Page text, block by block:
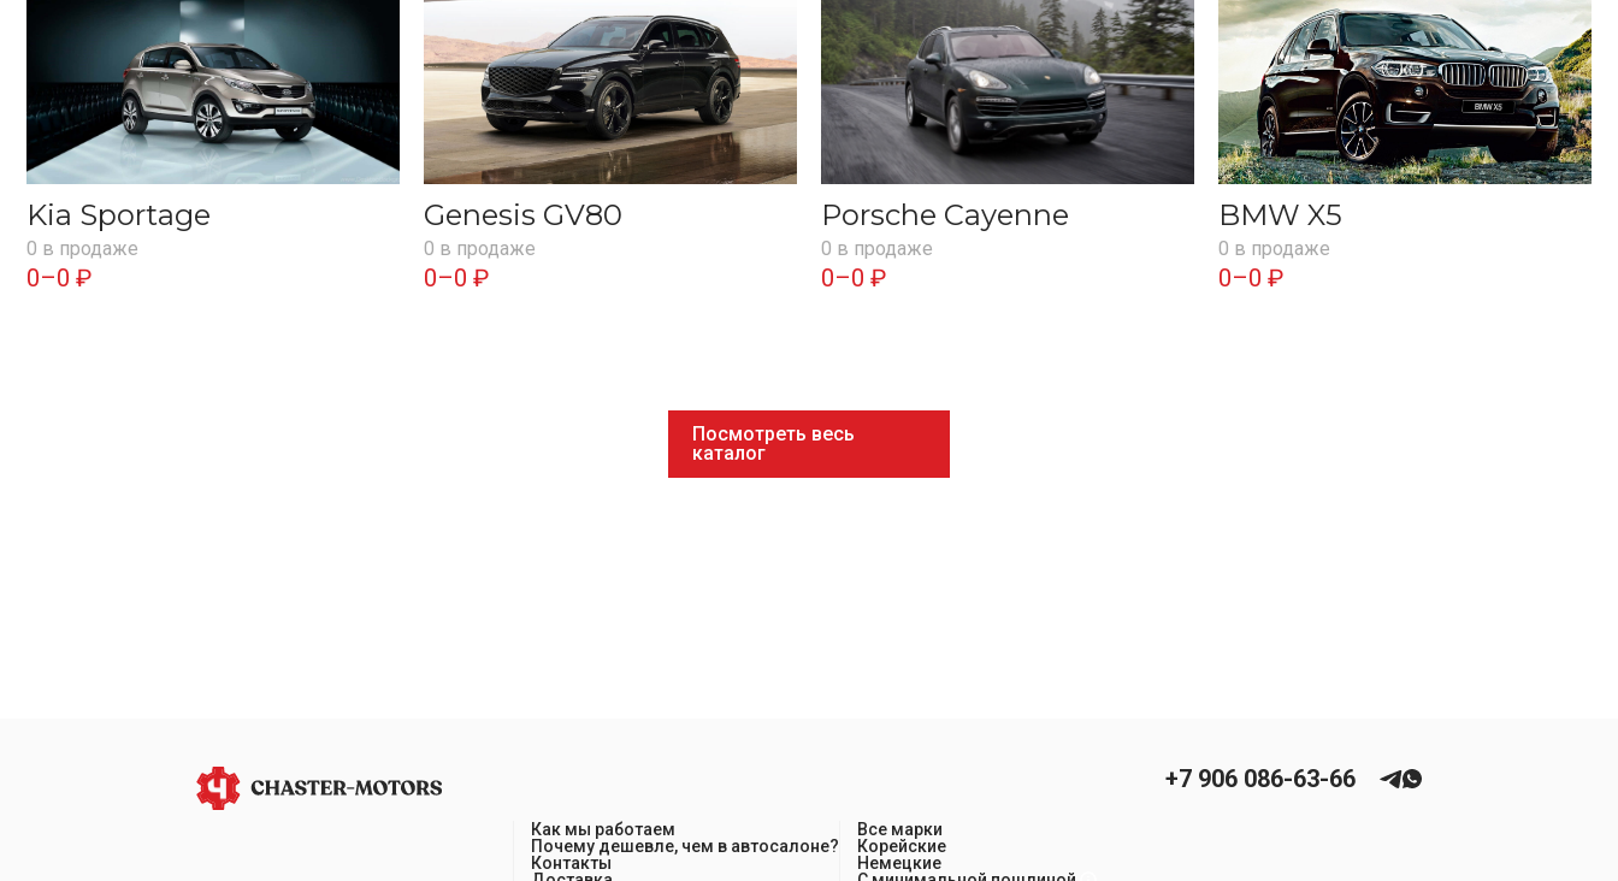
Kia Sportage
0 в продаже
0–0 ₽
Genesis GV80
0 в продаже
0–0 ₽
Porsche Cayenne
0 в продаже
0–0 ₽
BMW X5
0 в продаже
0–0 ₽
Посмотреть весь
каталог
Как мы работаем
Почему дешевле, чем в автосалоне?
Контакты
Все марки
Корейские
Немецкие
+7 906 086-63-66